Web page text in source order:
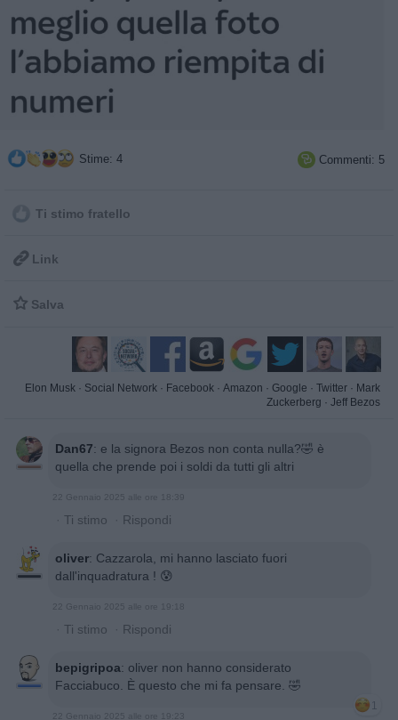
Stime: 4  Commenti: 5
Ti stimo fratello
 Link
 Salva
Elon Musk · Social Network · Facebook · Amazon · Google · Twitter · Mark
Zuckerberg · Jeff Bezos
Dan67: e la signora Bezos non conta nulla?🤣 è
quella che prende poi i soldi da tutti gli altri
22 Gennaio 2025 alle ore 18:39
· Ti stimo · Rispondi
oliver: Cazzarola, mi hanno lasciato fuori
dall'inquadratura ! 😰
22 Gennaio 2025 alle ore 19:18
· Ti stimo · Rispondi
bepigripoa: oliver non hanno considerato
Facciabuco. È questo che mi fa pensare. 🤣
1
22 Gennaio 2025 alle ore 19:23